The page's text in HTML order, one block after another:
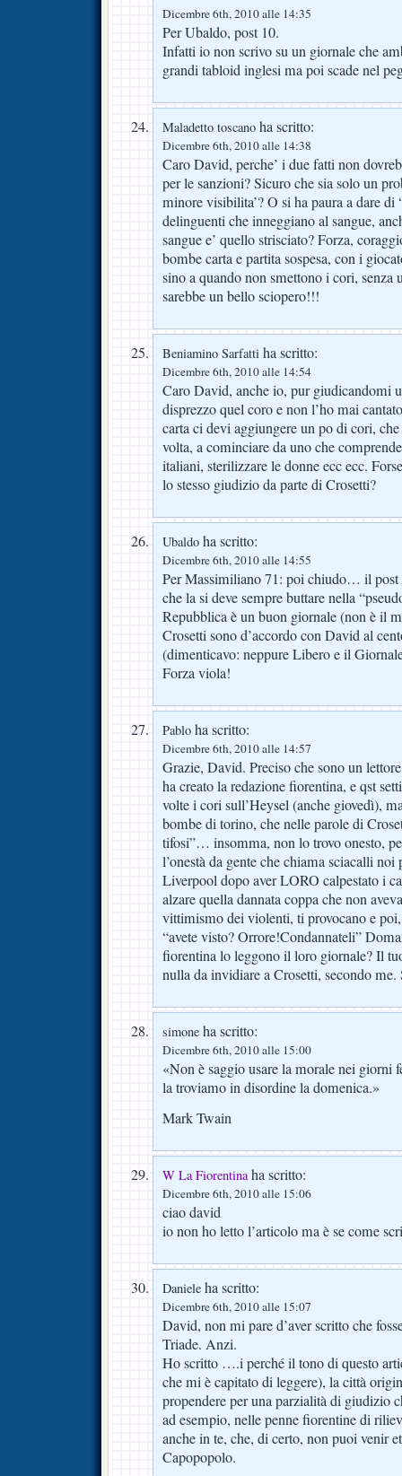
Dicembre 6th, 2010 alle 14:35
Per Ubaldo, post 10.
Infatti io non scrivo su un giornale che
grandi tabloid inglesi ma poi scade nel
Maladetto toscano ha scritto:
Dicembre 6th, 2010 alle 14:38
Caro David, perche’ i due fatti non
per le sanzioni? Sicuro che sia solo un
minore visibilita’? O si ha paura a dare di
delinguenti che inneggiano al sangue,
sangue e’ quello strisciato? Forza,
bombe carta e partita sospesa, con i
sino a quando non smettono i cori,
sarebbe un bello sciopero!!!
Beniamino Sarfatti ha scritto:
Dicembre 6th, 2010 alle 14:54
Caro David, anche io, pur giudicandomi
disprezzo quel coro e non l’ho mai
carta ci devi aggiungere un po di cori,
volta, a cominciare da uno che
italiani, sterilizzare le donne ecc ecc.
lo stesso giudizio da parte di Crosetti?
Ubaldo ha scritto:
Dicembre 6th, 2010 alle 14:55
Per Massimiliano 71: poi chiudo… il
che la si deve sempre buttare nella
Repubblica è un buon giornale (non è il
Crosetti sono d’accordo con David al
(dimenticavo: neppure Libero e il
Forza viola!
Pablo ha scritto:
Dicembre 6th, 2010 alle 14:57
Grazie, David. Preciso che sono un
ha creato la redazione fiorentina, e qst
volte i cori sull’Heysel (anche giovedì),
bombe di torino, che nelle parole di
tifosi”… insomma, non lo trovo onesto,
l’onestà da gente che chiama sciacalli
Liverpool dopo aver LORO calpestato i
alzare quella dannata coppa che non
vittimismo dei violenti, ti provocano e
“avete visto? Orrore!Condannateli”
fiorentina lo leggono il loro giornale? Il
nulla da invidiare a Crosetti, secondo
simone ha scritto:
Dicembre 6th, 2010 alle 15:00
«Non è saggio usare la morale nei giorni
la troviamo in disordine la domenica.»
Mark Twain
W La Fiorentinaha scritto:
Dicembre 6th, 2010 alle 15:06
ciao david
io non ho letto l’articolo ma è se come
Daniele ha scritto:
Dicembre 6th, 2010 alle 15:07
David, non mi pare d’aver scritto che
Triade. Anzi.
Ho scritto ….i perché il tono di questo
che mi è capitato di leggere), la città
propendere per una parzialità di giudizio
ad esempio, nelle penne fiorentine di
anche in te, che, di certo, non puoi venir
Capopopolo.